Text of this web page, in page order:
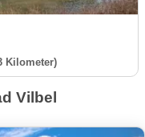
Kilometer)
Vilbel